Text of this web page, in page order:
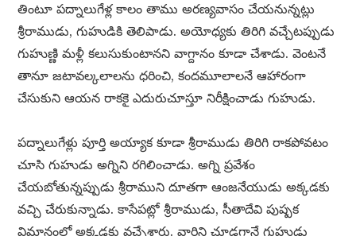
తింటూ పద్నాలుగేళ్ల కాలం తాము అరణ్యవాసం చేయనున్నట్లు
శ్రీరాముడు, గుహుడికి తెలిపాడు. అయోధ్యకు తిరిగి వచ్చేటప్పుడు
గుహుణ్ణి మళ్లీ కలుసుకుంటానని వాగ్దానం కూడా చేశాడు. వెంటనే
తానూ జటావల్కలాలను ధరించి, కందమూలాలనే ఆహారంగా
చేసుకుని ఆయన రాకకై ఎదురుచూస్తూ నిరీక్షించాడు గుహుడు.
పద్నాలుగేళ్లు పూర్తి అయ్యాక కూడా శ్రీరాముడు తిరిగి రాకపోవటం
చూసి గుహుడు అగ్నిని రగిలించాడు. అగ్ని ప్రవేశం
చేయబోతున్నప్పుడు శ్రీరాముని దూతగా ఆంజనేయుడు అక్కడకు
వచ్చి చేరుకున్నాడు. కాసేపట్లో శ్రీరాముడు, సీతాదేవి పుష్పక
విమానంలో అక్కడకు వచ్చేశారు. వారిని చూడగానే గుహుడు